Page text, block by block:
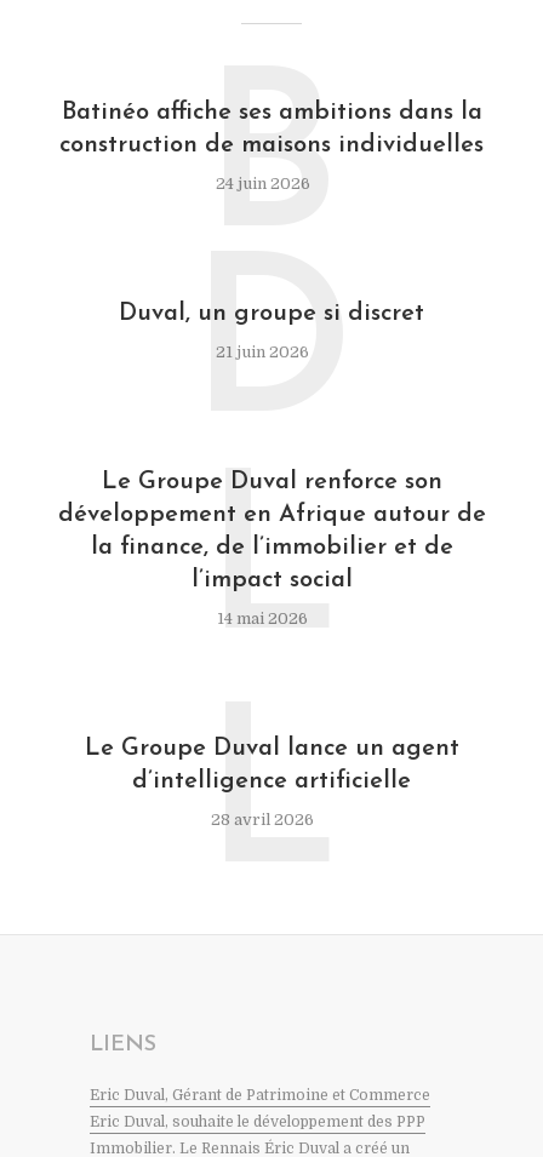
Batinéo affiche ses ambitions dans la
construction de maisons individuelles
24 juin 2026
B
Duval, un groupe si discret
21 juin 2026
D
Le Groupe Duval renforce son
développement en Afrique autour de
la finance, de l’immobilier et de
l’impact social
14 mai 2026
L
Le Groupe Duval lance un agent
d’intelligence artificielle
28 avril 2026
L
LIENS
Eric Duval, Gérant de Patrimoine et Commerce
Eric Duval, souhaite le développement des PPP
Immobilier. Le Rennais Éric Duval a créé un